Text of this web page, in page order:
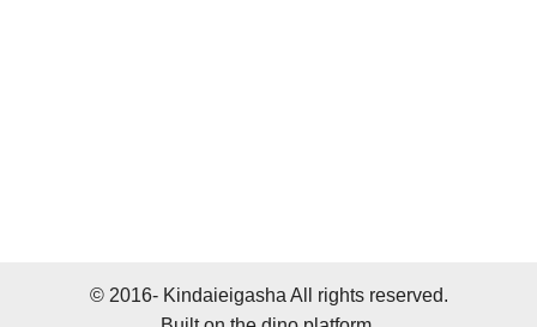
© 2016- Kindaieigasha All rights reserved.